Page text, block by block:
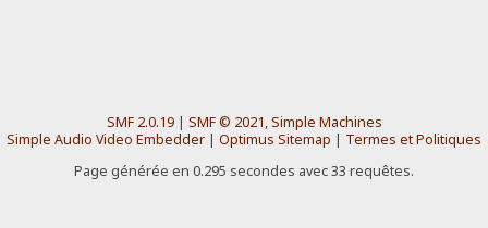
SMF 2.0.19| SMF © 2021,Simple Machines
Simple Audio Video Embedder | Optimus Sitemap | Termes et Politiques
Page générée en 0.295 secondes avec 33 requêtes.